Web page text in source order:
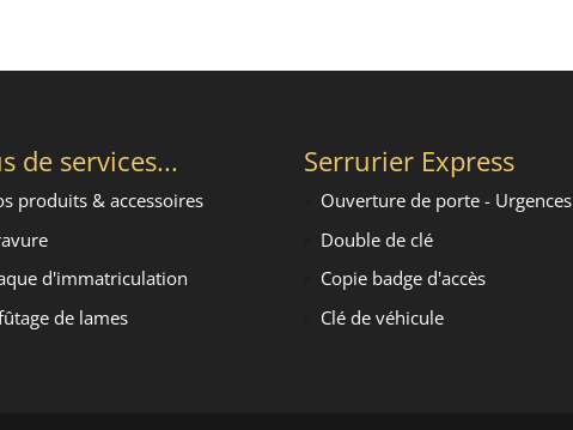
de services...
produits & accessoires
d'immatriculation
de lames
Serrurier Express
Ouverture de porte - Urgences
Double de clé
Copie badge d'accès
Clé de véhicule